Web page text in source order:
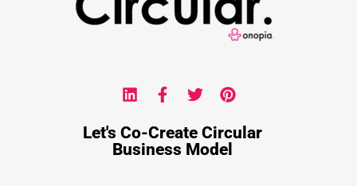
Let's Co-Create Circular
Business Model